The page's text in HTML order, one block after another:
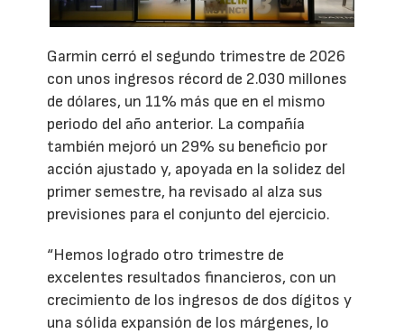
Garmin cerró el segundo trimestre de 2026
con unos ingresos récord de 2.030 millones
de dólares, un 11% más que en el mismo
periodo del año anterior. La compañía
también mejoró un 29% su beneficio por
acción ajustado y, apoyada en la solidez del
primer semestre, ha revisado al alza sus
previsiones para el conjunto del ejercicio.
“Hemos logrado otro trimestre de
excelentes resultados financieros, con un
crecimiento de los ingresos de dos dígitos y
una sólida expansión de los márgenes, lo